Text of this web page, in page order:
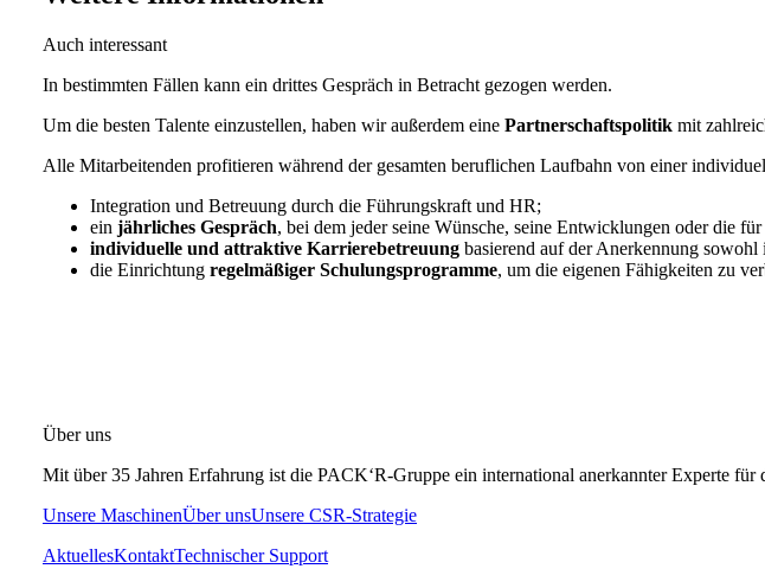
Auch interessant
In bestimmten Fällen kann ein drittes Gespräch in Betracht gezogen werden.
Um die besten Talente einzustellen, haben wir außerdem eine Partnerschaftspolitik mit
Alle Mitarbeitenden profitieren während der gesamten beruflichen Laufbahn von einer
Integration und Betreuung durch die Führungskraft und HR;
ein jährliches Gespräch, bei dem jeder seine Wünsche, seine Entwicklungen oder die
individuelle und attraktive Karrierebetreuung basierend auf der Anerkennung
die Einrichtung regelmäßiger Schulungsprogramme, um die eigenen Fähigkeiten zu
Über uns
Mit über 35 Jahren Erfahrung ist die PACK‘R-Gruppe ein international anerkannter Experte
Unsere MaschinenÜber unsUnsere CSR-Strategie
AktuellesKontaktTechnischer Support